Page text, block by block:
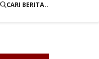
CARI BERITA..